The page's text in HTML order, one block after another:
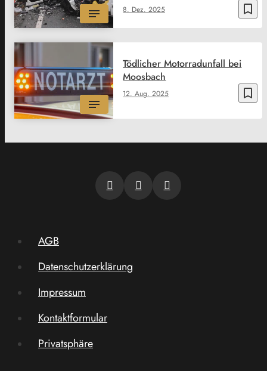
bookmark_border
8. Dez. 2025
bookmark_border
12. Aug. 2025
Tödlicher Motorradunfall bei
Moosbach
AGB
Datenschutzerklärung
Impressum
Kontaktformular
Privatsphäre